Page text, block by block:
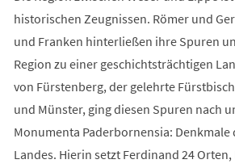
historischen Zeugnissen. Römer und
und Franken hinterließen ihre Spuren
Region zu einer geschichtsträchtigen
von Fürstenberg, der gelehrte
und Münster, ging diesen Spuren nach
Monumenta Paderbornensia: Denkmale
Landes. Hierin setzt Ferdinand 24